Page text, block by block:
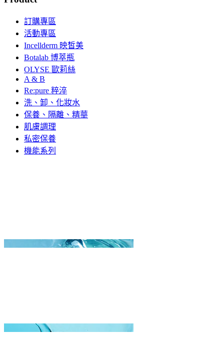
訂購專區
活動專區
Incellderm 映皙美
Botalab 博萃瓶
OLYSE 歐莉絲
A & B
Re:pure 粹淬
洗、卸、化妝水
保養、隔離、精華
肌膚調理
私密保養
機能系列